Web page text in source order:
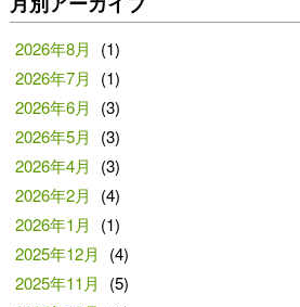
2026年8月
(1)
2026年7月
(1)
2026年6月
(3)
2026年5月
(3)
2026年4月
(3)
2026年2月
(4)
2026年1月
(1)
2025年12月
(4)
2025年11月
(5)